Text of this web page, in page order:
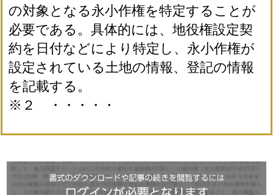
の対象となる永小作権を特定することが
必要である。具体的には、地役権設定契
約を日付などにより特定し、永小作権が
設定されている土地の情報、登記の情報
を記載する。
※２ ・・・・・